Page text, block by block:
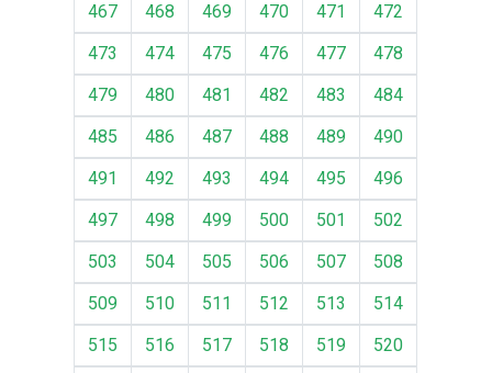
467 468 469 470 471
472
473
474 475 476 477
478
479
480 481 482 483
484
485
486 487 488 489
490
491
492 493 494 495
496
497
498 499 500 501
502
503
504 505 506 507
508
509
510 511 512 513
514
515
516 517 518 519
520